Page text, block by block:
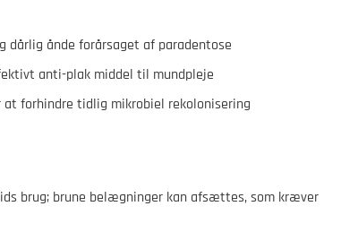
dårlig ånde forårsaget af paradentose
anti-plak middel til mundpleje
forhindre tidlig mikrobiel rekolonisering
brug; brune belægninger kan afsættes, som kræver